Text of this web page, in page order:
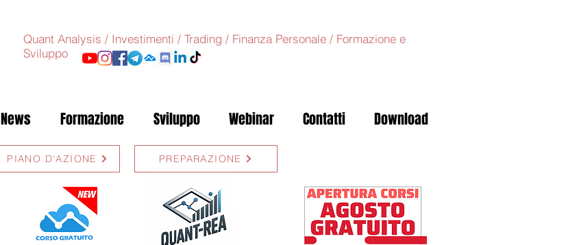
Quant Analysis / Investimenti / Trading / Finanza Personale / Formazione e
Sviluppo
News Formazione Sviluppo Webinar Contatti Download
PIANO D'AZIONE PREPARAZIONE